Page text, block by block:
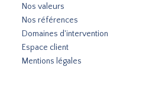
Nos valeurs
Nos références
Domaines d'intervention
Espace client
Mentions légales